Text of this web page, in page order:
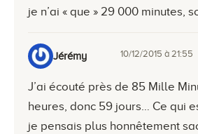
je n’ai « que » 29 000 minutes,
Jérémy 10/12/2015 à 21:55
J’ai écouté près de 85 Mille
heures, donc 59 jours… Ce qui
je pensais plus honnêtement